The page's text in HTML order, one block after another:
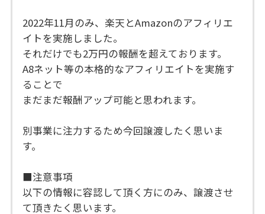
2022年11月のみ、楽天とAmazonのアフィリエ
イトを実施しました。
それだけでも2万円の報酬を超えております。
A8ネット等の本格的なアフィリエイトを実施す
ることで
まだまだ報酬アップ可能と思われます。
別事業に注力するため今回譲渡したく思いま
す。
■注意事項
以下の情報に容認して頂く方にのみ、譲渡させ
て頂きたく思います。